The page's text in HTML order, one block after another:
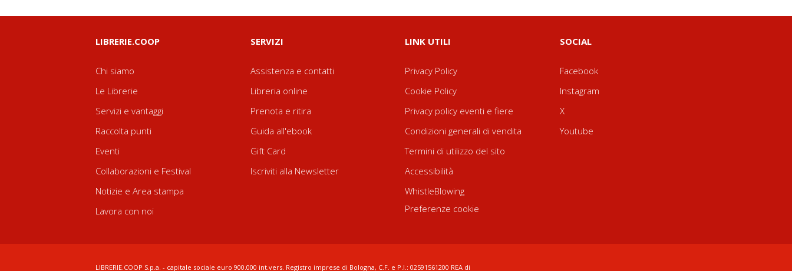
LIBRERIE.COOP
Chi siamo
Le Librerie
Servizi e vantaggi
Raccolta punti
Eventi
Collaborazioni e Festival
Notizie e Area stampa
Lavora con noi
SERVIZI
Assistenza e contatti
Libreria online
Prenota e ritira
Guida all'ebook
Gift Card
Iscriviti alla Newsletter
LINK UTILI
Privacy Policy
Cookie Policy
Privacy policy eventi e fiere
Condizioni generali di vendita
Termini di utilizzo del sito
Accessibilità
WhistleBlowing
Preferenze cookie
SOCIAL
Facebook
Instagram
X
Youtube
LIBRERIE.COOP S.p.a. - capitale sociale euro 900.000 int.vers. Registro imprese di Bologna, C.F. e P.I.: 02591561200 REA di